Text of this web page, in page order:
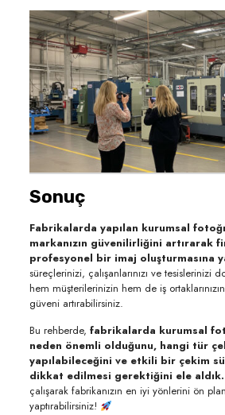
Sonuç
Fabrikalarda yapılan kurumsal
markanızın güvenilirliğini artırarak
profesyonel bir imaj oluşturmasına
süreçlerinizi, çalışanlarınızı ve tesislerinizi
hem müşterilerinizin hem de iş
güveni artırabilirsiniz.
Bu rehberde, fabrikalarda kurumsal
neden önemli olduğunu, hangi tür
yapılabileceğini ve etkili bir çekim
dikkat edilmesi gerektiğini ele aldık.
çalışarak fabrikanızın en iyi yönlerini ön
yaptırabilirsiniz!